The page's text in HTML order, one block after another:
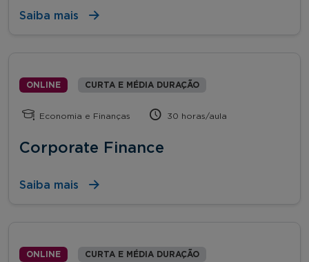
Saiba mais
ONLINE CURTA E MÉDIA DURAÇÃO
Economia e Finanças 30 horas/aula
Corporate Finance
Saiba mais
ONLINE CURTA E MÉDIA DURAÇÃO